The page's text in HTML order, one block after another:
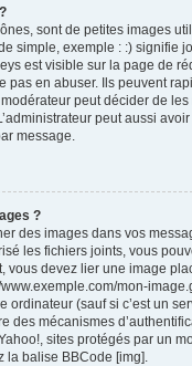
sont de petites images
simple, exemple : :) signifie
est visible sur la page de
pas en abuser. Ils peuvent
peut décider de
peut aussi
message.
?
des images dans vos
les fichiers joints, vous
vous devez lier une image
mon-
ordinateur (sauf si c’est un
des mécanismes
sites protégés par un
la balise BBCode [img].